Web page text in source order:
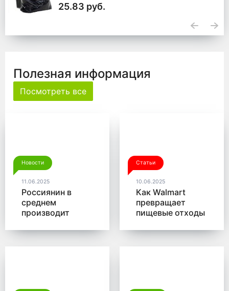
25.83 руб.
Полезная информация
Посмотреть все
Новости
11.06.2025
Россиянин в
среднем
производит
мусора в год
Статьи
10.06.2025
Как Walmart
превращает
пищевые отходы